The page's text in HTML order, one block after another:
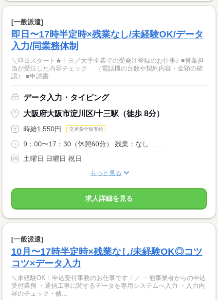
[一般派遣]
即日〜17時半定時×残業なし/未経験OK/データ
入力/同業務体制
＼即日スタート★十三／大手企業での受発注登録のお仕事♪ ■営業担
当が受注した内容チェック （電話機の台数や契約内容・金額の確
認） ■申請書...
データ入力・タイピング
大阪府大阪市淀川区/十三駅（徒歩 8分）
時給1,550円 交通費全額支給
9：00〜17：30（休憩60分） 残業：なし ...
土曜日 日曜日 祝日
もっと見る
求人詳細を見る
[一般派遣]
10月〜17時半定時×残業なし/未経験OK◎コツ
コツ×データ入力
＼未経験OK！申込受付事務のお仕事です！／ ・他事業者からの申込
受付業務 ・通信工事に関するデータを専用システムへ入力 ・入力内
容のチェック・修...